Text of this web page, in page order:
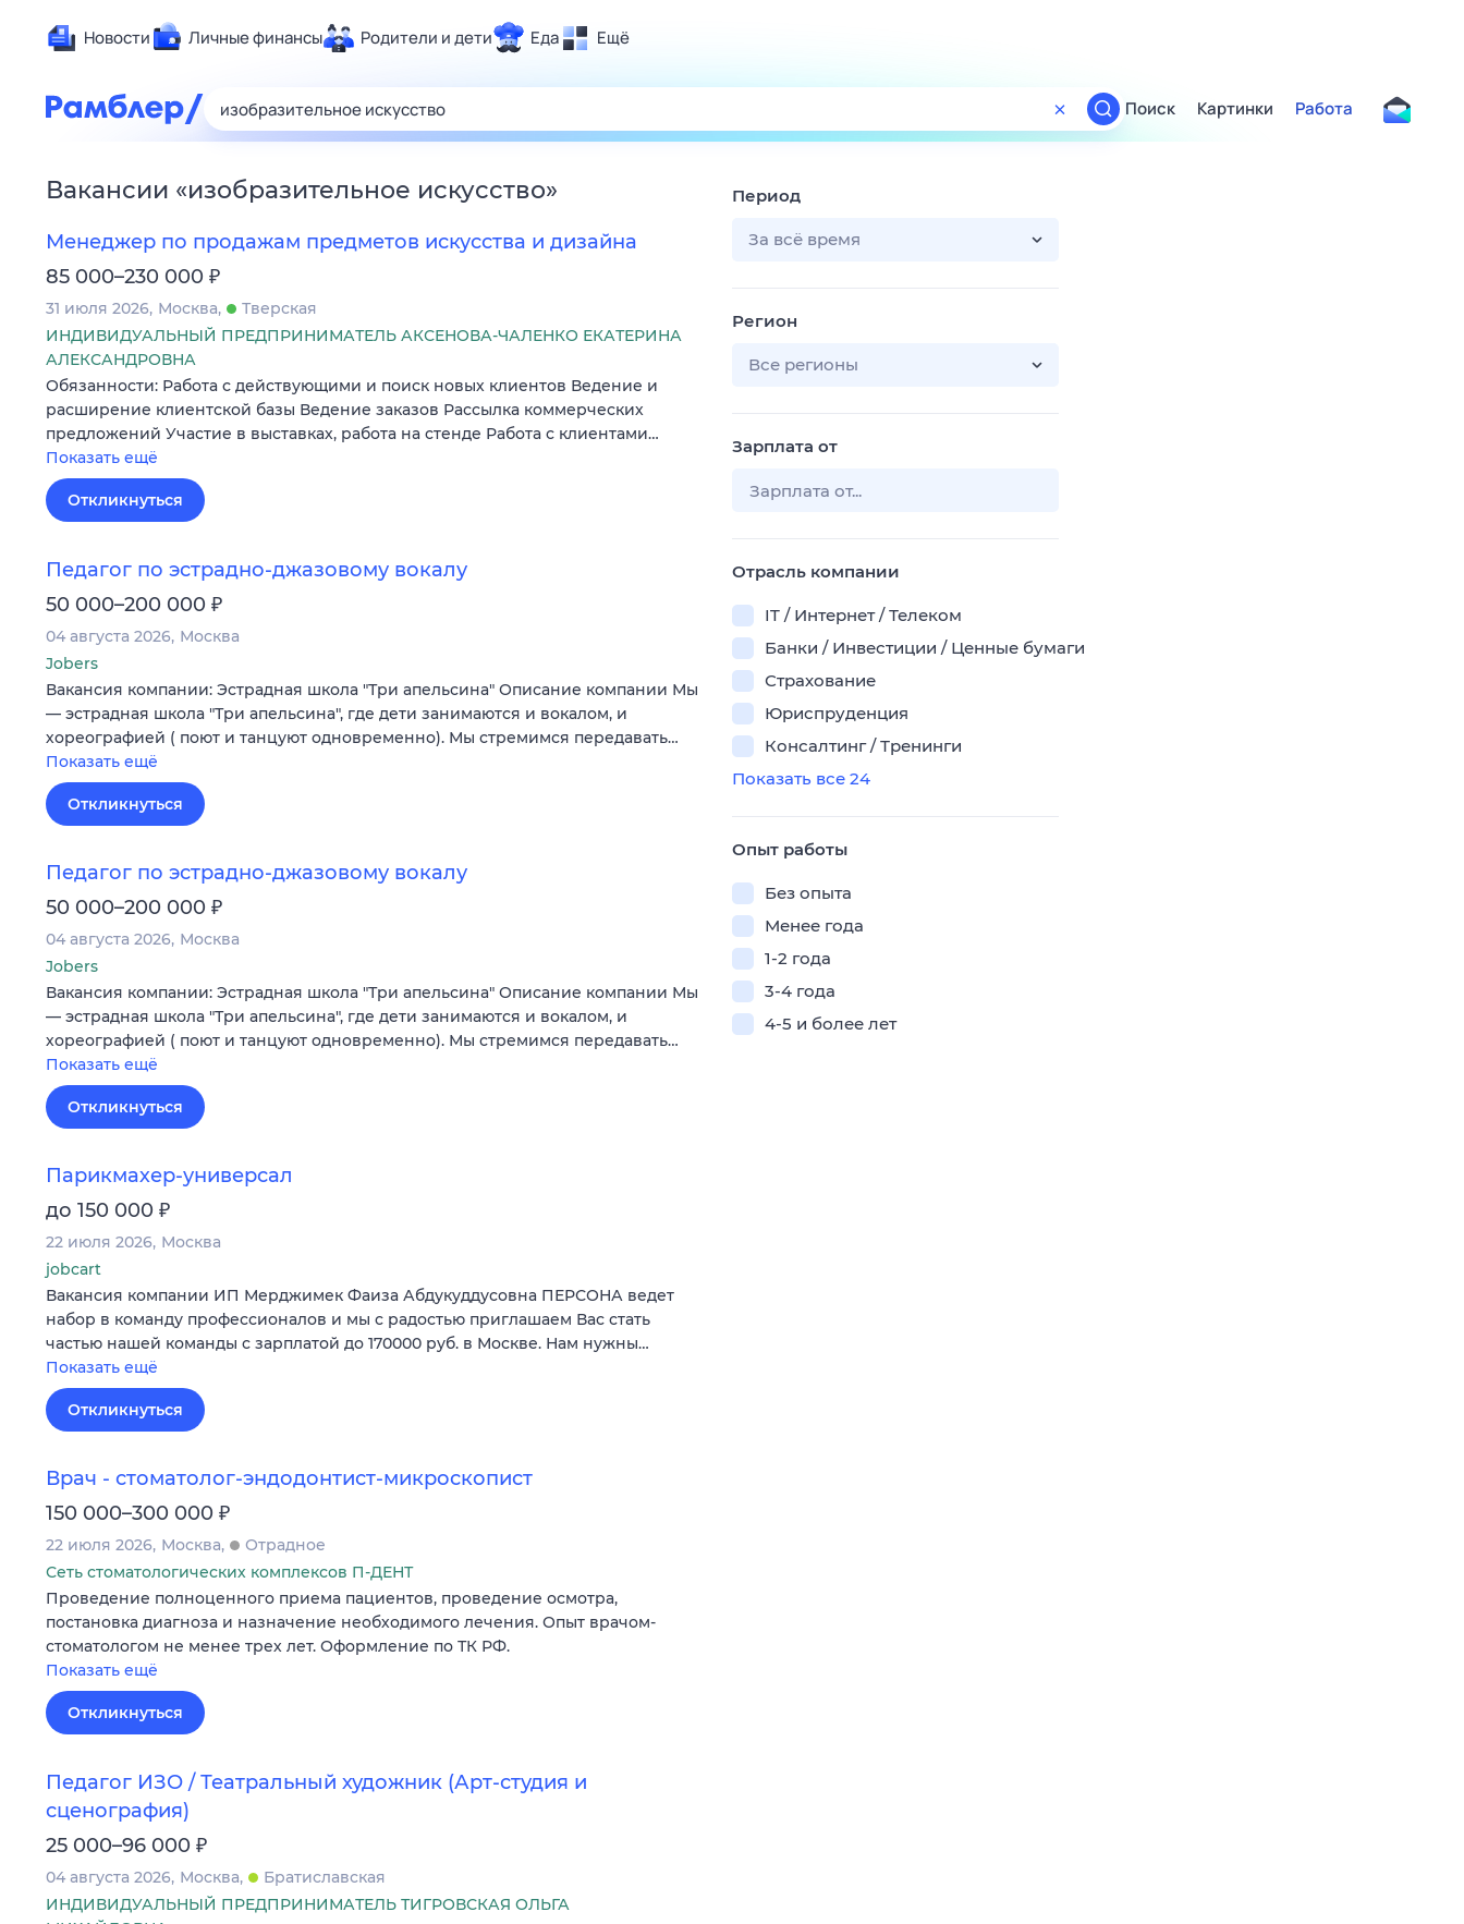
Новости Личные финансы Родители и дети Еда Ещё
Здоровье
Развлечения и отдых
Спорт
Карьера
Жизненные ситуации
Гороскопы
Поиск
ТВ-программа
Поиск Картинки Работа
Вакансии «изобразительное искусство»
Менеджер по продажам предметов искусства и дизайна
85 000–230 000 ₽
31 июля 2026 Москва
Тверская
ИНДИВИДУАЛЬНЫЙ ПРЕДПРИНИМАТЕЛЬ АКСЕНОВА-ЧАЛЕНКО ЕКАТЕРИНА
АЛЕКСАНДРОВНА
Обязанности: Работа с действующими и поиск новых клиентов Ведение и
расширение клиентской базы Ведение заказов Рассылка коммерческих
предложений Участие в выставках, работа на стенде Работа с клиентами…
Показать ещё
Откликнуться
Педагог по эстрадно-джазовому вокалу
50 000–200 000 ₽
04 августа 2026 Москва
Jobers
Вакансия компании: Эстрадная школа "Три апельсина" Описание компании Мы
— эстрадная школа "Три апельсина", где дети занимаются и вокалом, и
хореографией ( поют и танцуют одновременно). Мы стремимся передавать…
Показать ещё
Откликнуться
Педагог по эстрадно-джазовому вокалу
50 000–200 000 ₽
04 августа 2026 Москва
Jobers
Вакансия компании: Эстрадная школа "Три апельсина" Описание компании Мы
— эстрадная школа "Три апельсина", где дети занимаются и вокалом, и
хореографией ( поют и танцуют одновременно). Мы стремимся передавать…
Показать ещё
Откликнуться
Парикмахер-универсал
до 150 000 ₽
22 июля 2026 Москва
jobcart
Вакансия компании ИП Мерджимек Фаиза Абдукуддусовна ПЕРСОНА ведет
набор в команду профессионалов и мы с радостью приглашаем Вас стать
частью нашей команды с зарплатой до 170000 руб. в Москве. Нам нужны…
Показать ещё
Откликнуться
Врач - стоматолог-эндодонтист-микроскопист
150 000–300 000 ₽
22 июля 2026 Москва
Отрадное
Сеть стоматологических комплексов П-ДЕНТ
Проведение полноценного приема пациентов, проведение осмотра,
постановка диагноза и назначение необходимого лечения. Опыт врачом-
стоматологом не менее трех лет. Оформление по ТК РФ.
Показать ещё
Откликнуться
Педагог ИЗО / Театральный художник (Арт-студия и
сценография)
25 000–96 000 ₽
04 августа 2026 Москва
Братиславская
ИНДИВИДУАЛЬНЫЙ ПРЕДПРИНИМАТЕЛЬ ТИГРОВСКАЯ ОЛЬГА
Период
За всё время
Регион
Все регионы
Зарплата от
Отрасль компании
IT / Интернет / Телеком
Банки / Инвестиции / Ценные бумаги
Страхование
Юриспруденция
Консалтинг / Тренинги
Показать все 24
Опыт работы
Без опыта
Менее года
1-2 года
3-4 года
4-5 и более лет